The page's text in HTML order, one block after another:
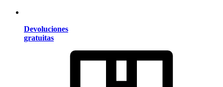
Devoluciones
gratuitas